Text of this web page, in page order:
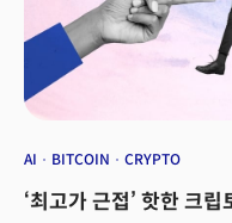
보니 지금이 포모(FOMO, 뒤쳐
그럼, 진짜 지금 들어가도 될까요
인물들과 용어입니다. 인공지능
창업자입니다.&nbsp;
AI BITCOIN CRYPTO
‘최고가 근접’ 핫한 크